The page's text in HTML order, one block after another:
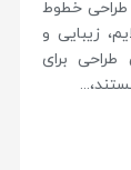
خطوط
زیبایی و
برای